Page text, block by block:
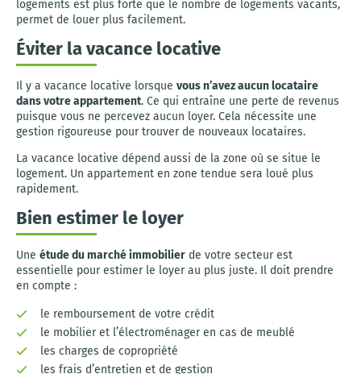
logements est plus forte que le nombre de logements vacants,
permet de louer plus facilement.
Éviter la vacance locative
Il y a vacance locative lorsque vous n’avez aucun locataire
dans votre appartement. Ce qui entraîne une perte de revenus
puisque vous ne percevez aucun loyer. Cela nécessite une
gestion rigoureuse pour trouver de nouveaux locataires.
La vacance locative dépend aussi de la zone où se situe le
logement. Un appartement en zone tendue sera loué plus
rapidement.
Bien estimer le loyer
Une étude du marché immobilier de votre secteur est
essentielle pour estimer le loyer au plus juste. Il doit prendre
en compte :
le remboursement de votre crédit
le mobilier et l’électroménager en cas de meublé
les charges de copropriété
les frais d’entretien et de gestion